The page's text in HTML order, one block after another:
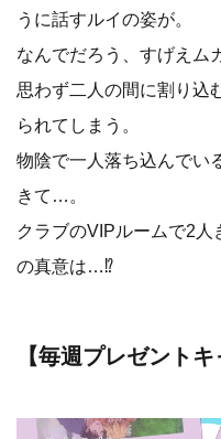
うに話すルイの姿が。
なんでだろう、すげえム
思わず二人の間に割り込
られてしまう。
物陰で一人落ち込んでい
きて…。
クラブのVIPルームで2人
の真意は…⁉
【毎週プレゼント